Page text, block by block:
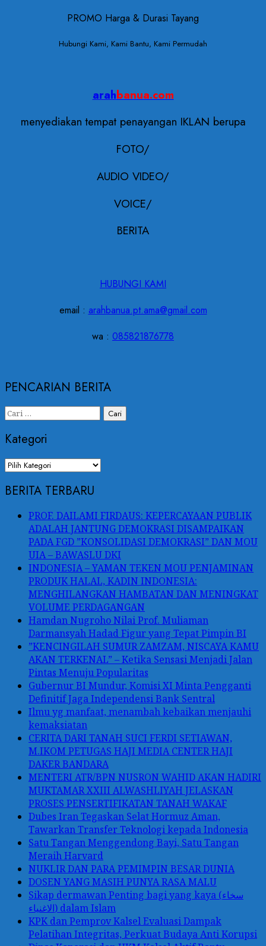
PROMO Harga & Durasi Tayang
Hubungi Kami, Kami Bantu, Kami Permudah
arahbanua.com
menyediakan tempat penayangan IKLAN berupa
FOTO/
AUDIO VIDEO/
VOICE/
BERITA
HUBUNGI KAMI
email : arahbanua.pt.ama@gmail.com
wa : 085821876778
PENCARIAN BERITA
Cari
Kategori
Kategori
BERITA TERBARU
PROF. DAILAMI FIRDAUS: KEPERCAYAAN PUBLIK
ADALAH JANTUNG DEMOKRASI DISAMPAIKAN
PADA FGD ”KONSOLIDASI DEMOKRASI” DAN MOU
UIA – BAWASLU DKI
INDONESIA – YAMAN TEKEN MOU PENJAMINAN
PRODUK HALAL, KADIN INDONESIA:
MENGHILANGKAN HAMBATAN DAN MENINGKAT
VOLUME PERDAGANGAN
Hamdan Nugroho Nilai Prof. Muliaman
Darmansyah Hadad Figur yang Tepat Pimpin BI
”KENCINGILAH SUMUR ZAMZAM, NISCAYA KAMU
AKAN TERKENAL” – Ketika Sensasi Menjadi Jalan
Pintas Menuju Popularitas
Gubernur BI Mundur, Komisi XI Minta Pengganti
Definitif Jaga Independensi Bank Sentral
Ilmu yg manfaat, menambah kebaikan menjauhi
kemaksiatan
CERITA DARI TANAH SUCI FERDI SETIAWAN,
M.IKOM PETUGAS HAJI MEDIA CENTER HAJI
DAKER BANDARA
MENTERI ATR/BPN NUSRON WAHID AKAN HADIRI
MUKTAMAR XXIII ALWASHLIYAH JELASKAN
PROSES PENSERTIFIKATAN TANAH WAKAF
Dubes Iran Tegaskan Selat Hormuz Aman,
Tawarkan Transfer Teknologi kepada Indonesia
Satu Tangan Menggendong Bayi, Satu Tangan
Meraih Harvard
NUKLIR DAN PARA PEMIMPIN BESAR DUNIA
DOSEN YANG MASIH PUNYA RASA MALU
Sikap dermawan Penting bagi yang kaya (سخاء
الاغنياء) dalam Islam
KPK dan Pemprov Kalsel Evaluasi Dampak
Pelatihan Integritas, Perkuat Budaya Anti Korupsi